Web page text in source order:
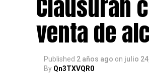
Clausuran
venta de
Published 2 años ago on julio
By Qn3TXVQR0